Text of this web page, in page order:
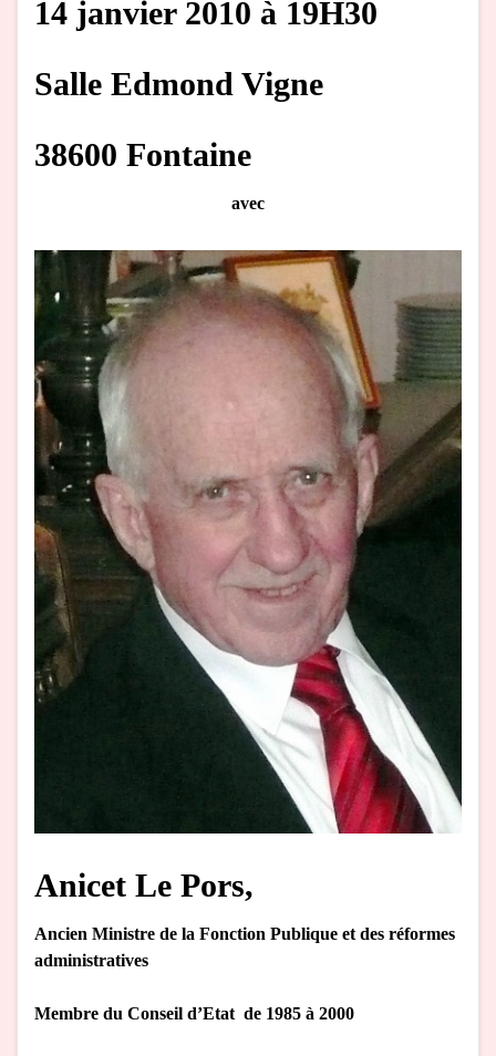
14 janvier 2010 à 19H30
Salle Edmond Vigne
38600 Fontaine
avec
Anicet Le Pors,
Ancien Ministre de la Fonction Publique et des réformes
administratives
Membre du Conseil d’Etat de 1985 à 2000